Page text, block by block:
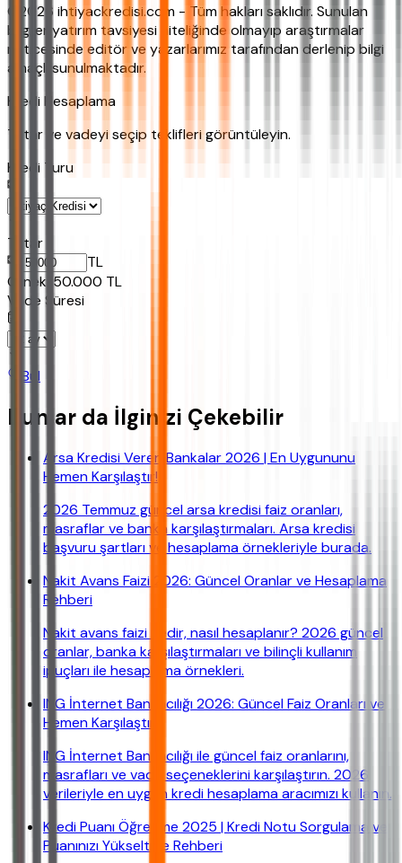
©2026 ihtiyackredisi.com - Tüm hakları saklıdır. Sunulan
bilgiler yatırım tavsiyesi niteliğinde olmayıp araştırmalar
neticesinde editör ve yazarlarımız tarafından derlenip bilgi
amaçlı sunulmaktadır.
Kredi Hesaplama
Tutar ve vadeyi seçip teklifleri görüntüleyin.
Kredi Turu
Tutar
TL
Ornek: 50.000 TL
Vade Süresi
Bul
Bunlar da İlginizi Çekebilir
Arsa Kredisi Veren Bankalar 2026 | En Uygununu
Hemen Karşılaştır!
2026 Temmuz güncel arsa kredisi faiz oranları,
masraflar ve banka karşılaştırmaları. Arsa kredisi
başvuru şartları ve hesaplama örnekleriyle burada.
Nakit Avans Faizi 2026: Güncel Oranlar ve Hesaplama
Rehberi
Nakit avans faizi nedir, nasıl hesaplanır? 2026 güncel
oranlar, banka karşılaştırmaları ve bilinçli kullanım
ipuçları ile hesaplama örnekleri.
ING İnternet Bankacılığı 2026: Güncel Faiz Oranları ve
Hemen Karşılaştır!
ING İnternet Bankacılığı ile güncel faiz oranlarını,
masrafları ve vade seçeneklerini karşılaştırın. 2026
verileriyle en uygun kredi hesaplama aracımızı kullanın.
Kredi Puanı Öğrenme 2025 | Kredi Notu Sorgulama ve
Puanınızı Yükseltme Rehberi